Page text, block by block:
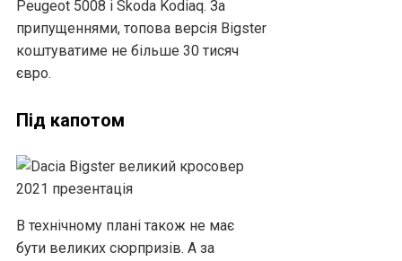
Peugeot 5008 і Skoda Kodiaq. За
припущеннями, топова версія Bigster
коштуватиме не більше 30 тисяч
євро.
Під капотом
В технічному плані також не має
бути великих сюрпризів. А за